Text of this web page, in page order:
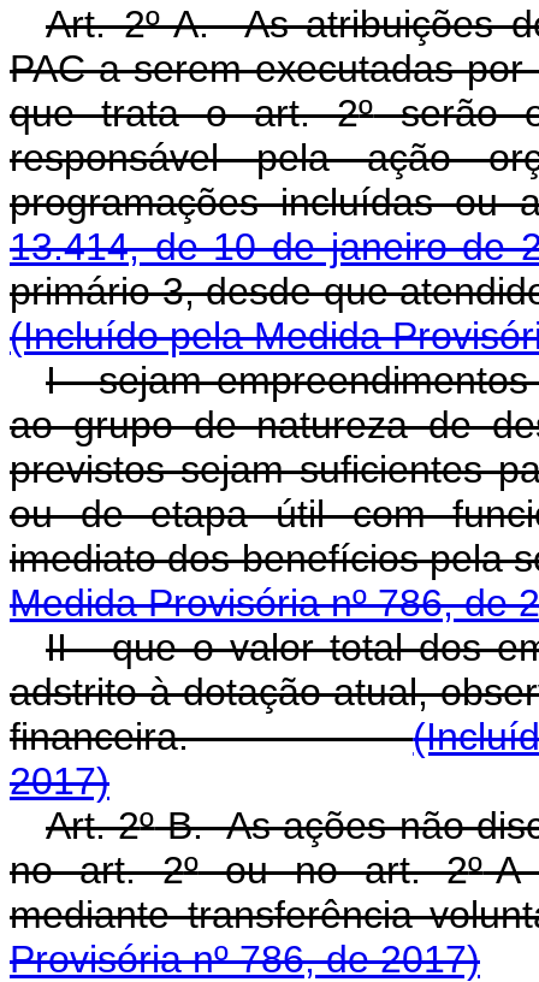
Art. 2º-A. As atribuições
PAC a serem executadas
que trata o art. 2ºserão
responsável pela ação
programações incluídas ou
13.414, de 10 de janeiro de
primário 3, desde que
(Incluído pela Medida
I - sejam
ao grupo de natureza de
previstos sejam suficientes
ou de etapa útil com
imediato dos
Medida Provisória nº 786, de
II - que o valor total dos
adstrito à dotação atual,
financeira.
2017)
Art. 2º-B. As ações não
no art. 2ºou no art. 2º-A
mediante
Provisória nº 786, de 2017)